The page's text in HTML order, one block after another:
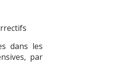
dans les
par